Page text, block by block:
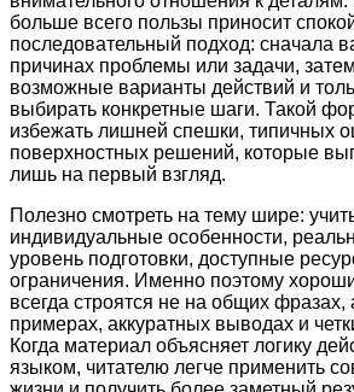
больше всего пользы приносит
последовательный подход: сначала
причинах проблемы или задачи,
возможные варианты действий и
выбирать конкретные шаги. Такой
избежать лишней спешки, типичных
поверхностных решений, которые
лишь на первый взгляд.
Полезно смотреть на тему шире:
индивидуальные особенности,
уровень подготовки, доступные
ограничения. Именно поэтому
всегда строятся не на общих
примерах, аккуратных выводах и
Когда материал объясняет логику
языком, читателю легче применить